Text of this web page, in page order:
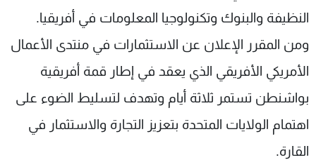
النظيفة والبنوك وتكنولوجيا المعلومات في أفريقيا.
ومن المقرر الإعلان عن الاستثمارات في منتدى الأعمال
الأمريكي الأفريقي الذي يعقد في إطار قمة أفريقية
بواشنطن تستمر ثلاثة أيام وتهدف لتسليط الضوء على
اهتمام الولايات المتحدة بتعزيز التجارة والاستثمار في
القارة.